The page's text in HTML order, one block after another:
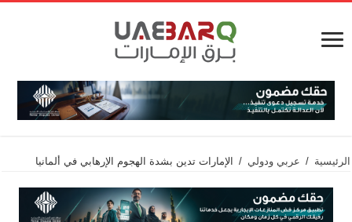
الرئيسية / عربي ودولي / الإمارات تدين بشدة الهجوم الإرهابي في ألمانيا